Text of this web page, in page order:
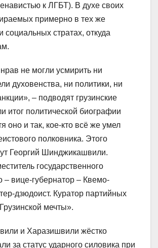
к ЛГБТ). В духе своих
примерно в тех же
социальных стратах, откуда
не могли усмирить ни
духовенства, ни политики, ни
– подводят грузинские
итог политической биографии
оно и так, кое-кто всё же умел
полковника. Этого
Георгий Шинджикашвили.
государственного
– вице-губернатор – Квемо-
дзюдоист. Куратор партийных
мечты».
и Харазишвили жёстко
за статус ударного силовика при